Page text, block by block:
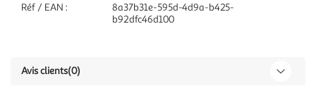
Réf / EAN :
8a37b31e-595d-4d9a-b425-
b92dfc46d100
Avis clients(0)